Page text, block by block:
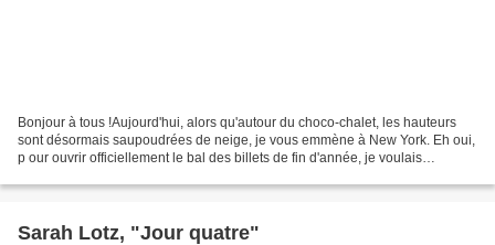
Bonjour à tous !Aujourd'hui, alors qu'autour du choco-chalet, les hauteurs
sont désormais saupoudrées de neige, je vous emmène à New York. Eh oui,
p our ouvrir officiellement le bal des billets de fin d'année, je voulais
Sarah Lotz, "Jour quatre"